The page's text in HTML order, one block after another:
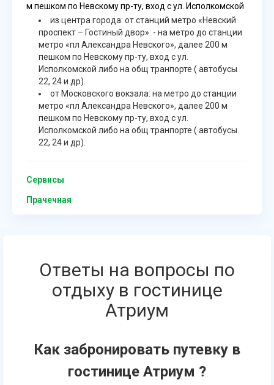
м пешком по Невскому пр-ту, вход с ул. Исполкомской
из центра города: от станций метро «Невский
проспект – Гостиный двор»: - на метро до станции
метро «пл Александра Невского», далее 200 м
пешком по Невскому пр-ту, вход с ул.
Исполкомской либо на общ транпорте ( автобусы
22, 24 и др).
от Московского вокзала: на метро до станции
метро «пл Александра Невского», далее 200 м
пешком по Невскому пр-ту, вход с ул.
Исполкомской либо на общ транпорте ( автобусы
22, 24 и др).
Сервисы
Прачечная
Ответы на вопросы по
отдыху в гостинице
Атриум
Как забронировать путевку в
гостинице Атриум ?